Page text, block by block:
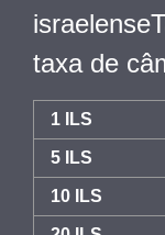
taxa de
1 ILS
5 ILS
10 ILS